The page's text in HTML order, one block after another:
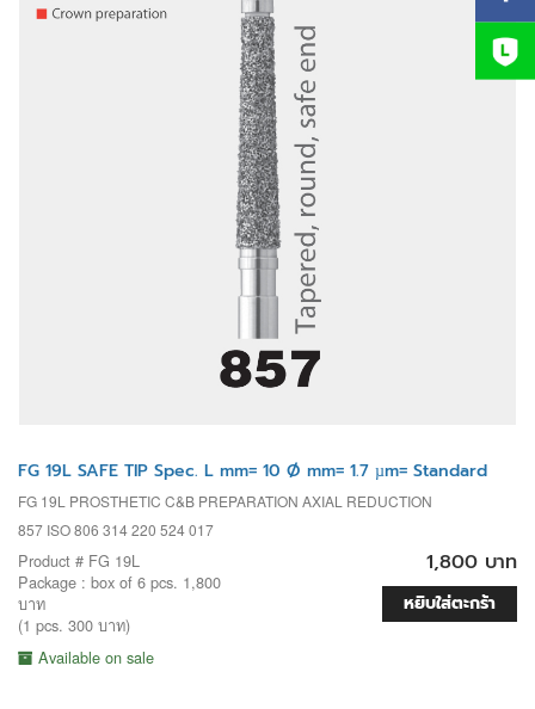
FG 19L SAFE TIP Spec. L mm= 10 Ø mm= 1.7 µm= Standard
FG 19L PROSTHETIC C&B PREPARATION AXIAL REDUCTION
857 ISO 806 314 220 524 017
Product # FG 19L
Package : box of 6 pcs. 1,800
บาท
(1 pcs. 300 บาท)
Available on sale
1,800 บาท
หยิบใส่ตะกร้า